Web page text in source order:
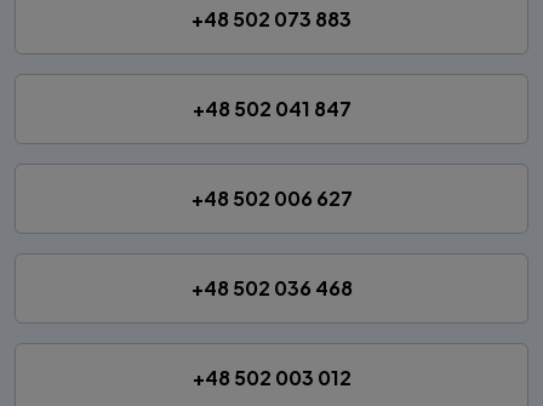
+48 502 073 883
+48 502 041 847
+48 502 006 627
+48 502 036 468
+48 502 003 012